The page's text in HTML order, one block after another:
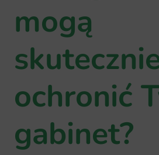
mogą
ochronić
gabinet?